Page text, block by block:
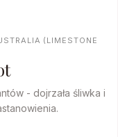
(LIMESTONE
- dojrzała śliwka i